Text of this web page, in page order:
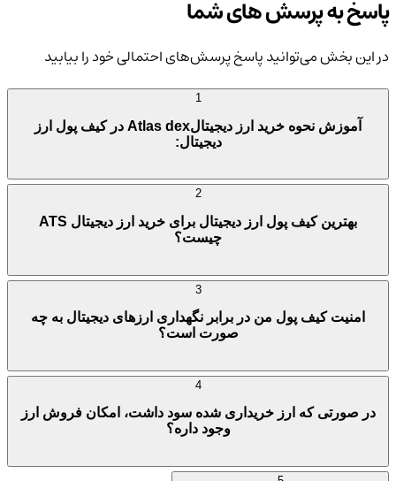
پاسخ به پرسش های شما
در این بخش می‌توانید پاسخ پرسش‌های احتمالی خود را بیابید
آموزش نحوه خرید ارز دیجیتالAtlas dex در کیف پول ارز
دیجیتال:
بهترین کیف پول ارز دیجیتال برای خرید ارز دیجیتال ATS
چیست؟
امنیت کیف پول من در برابر نگهداری ارزهای دیجیتال به چه
صورت است؟
در صورتی که ارز خریداری شده سود داشت، امکان فروش ارز
وجود داره؟